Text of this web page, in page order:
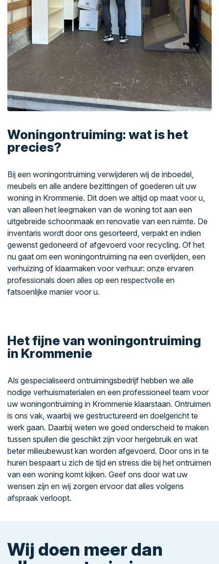
Woningontruiming: wat is het
precies?
Bij een woningontruiming verwijderen wij de inboedel,
meubels en alle andere bezittingen of goederen uit uw
woning in Krommenie. Dit doen we altijd op maat voor u,
van alleen het leegmaken van de woning tot aan een
uitgebreide schoonmaak en renovatie van een ruimte. De
inventaris wordt door ons gesorteerd, verpakt en indien
gewenst gedoneerd of afgevoerd voor recycling. Of het
nu gaat om een woningontruiming na een overlijden, een
verhuizing of klaarmaken voor verhuur: onze ervaren
professionals doen alles op een respectvolle en
fatsoenlijke manier voor u.
Het fijne van woningontruiming
in Krommenie
Als gespecialiseerd ontruimingsbedrijf hebben we alle
nodige verhuismaterialen en een professioneel team voor
uw woningontruiming in Krommenie klaarstaan. Ontruimen
is ons vak, waarbij we gestructureerd en doelgericht te
werk gaan. Daarbij weten we goed onderscheid te maken
tussen spullen die geschikt zijn voor hergebruik en wat
beter milieubewust kan worden afgevoerd. Door ons in te
huren bespaart u zich de tijd en stress die bij het ontruimen
van een woning komt kijken. Geef ons door wat uw
wensen zijn en wij zorgen ervoor dat alles volgens
afspraak verloopt.
Wij doen meer dan